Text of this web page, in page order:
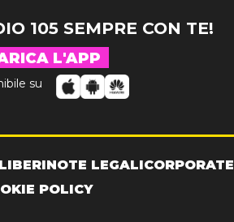
105 SEMPRE CON TE!
L'APP
su
NOTE LEGALICORPORATE
POLICY